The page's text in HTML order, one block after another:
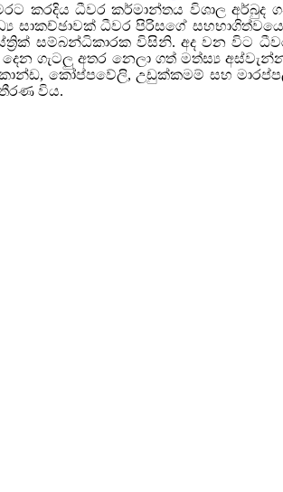
කරදිය ධීවර කර්මාන්තය විශාල
සාකච්ඡාවක් ධීවර පිරිසගේ
සම්බන්ධිකාරක විසිනි. අද වන විට
ගැටලු අතර නෙලා ගත් මත්ස්‍ය
කෝප්පවේලි, උඩුක්කමම් සහ
තීරණ විය.